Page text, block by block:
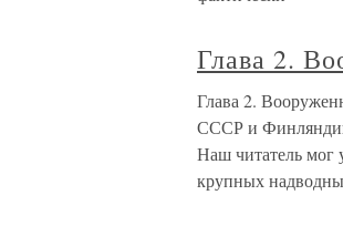
Глава 2.
Глава 2.
СССР и Финляндии
Наш читатель мог
крупных